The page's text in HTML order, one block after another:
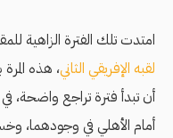
امتدت تلك الفترة الزاهية للمقاولون
لقبه الإفريقي الثاني، هذه
أن تبدأ فترة تراجع واضحة،
أمام الأهلي في وجودهما،